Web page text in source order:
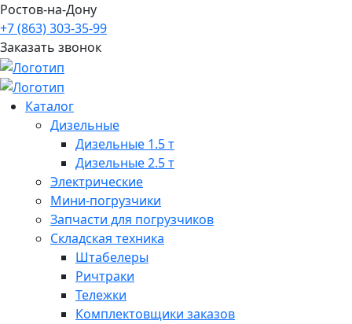
Ростов-на-Дону
+7 (863) 303-35-99
Заказать звонок
Каталог
Дизельные
Дизельные 1.5 т
Дизельные 2.5 т
Электрические
Мини-погрузчики
Запчасти для погрузчиков
Складская техника
Штабелеры
Ричтраки
Тележки
Комплектовщики заказов